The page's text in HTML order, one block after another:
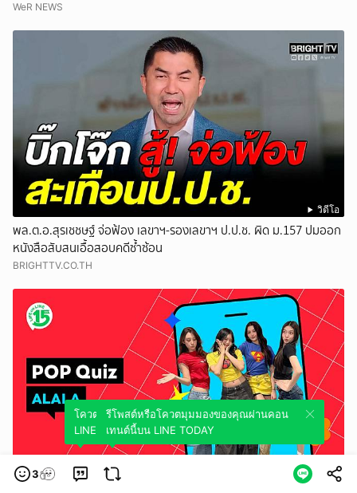
WeR NEWS
วิดีโอ
พล.ต.อ.สุรเชชษฐ์ จ่อฟ้อง เลขาฯ-รองเลขาฯ ป.ป.ช. ผิด ม.157 ปมออก
หนังสือสับสนเอื้อสอบคดีซ้ำซ้อน
BRIGHTTV.CO.TH
วิดีโอ
3
โควตมุมมองของคุณผ่านคอนเทนต์นี้บน
LINE TODAY
รีโพสต์หรือโควตมุมมองของคุณผ่านคอน
เทนต์นี้บน LINE TODAY